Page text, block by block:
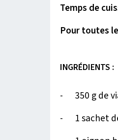
Temps de
Pour toutes
INGRÉDIENTS :
- 350 g de
- 1 sachet